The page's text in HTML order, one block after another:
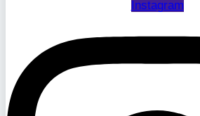
Instagram